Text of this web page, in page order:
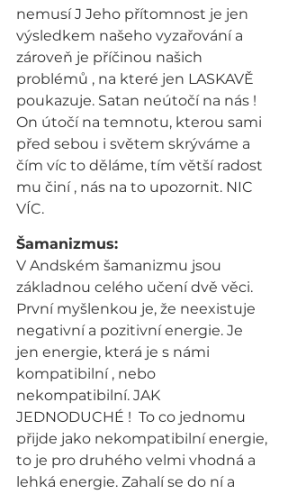
nemusí J Jeho přítomnost je jen
výsledkem našeho vyzařování a
zároveň je příčinou našich
problémů , na které jen LASKAVĚ
poukazuje. Satan neútočí na nás !
On útočí na temnotu, kterou sami
před sebou i světem skrýváme a
čím víc to děláme, tím větší radost
mu činí , nás na to upozornit. NIC
VÍC.
Šamanizmus:
V Andském šamanizmu jsou
základnou celého učení dvě věci.
První myšlenkou je, že neexistuje
negativní a pozitivní energie. Je
jen energie, která je s námi
kompatibilní , nebo
nekompatibilní. JAK
JEDNODUCHÉ !  To co jednomu
přijde jako nekompatibilní energie,
to je pro druhého velmi vhodná a
lehká energie. Zahalí se do ní a